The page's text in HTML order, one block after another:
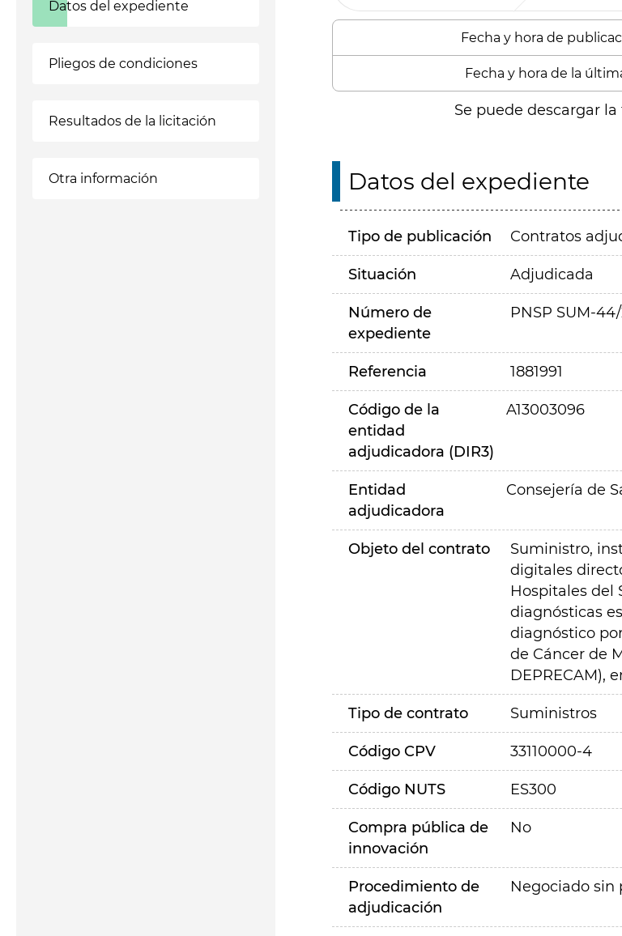
Datos del expediente
Pliegos de condiciones
Resultados de la licitación
Otra información
Fecha y hora de
Fecha y hora de la
Se puede descargar
Datos del expediente
Tipo de publicación Contratos
Situación Adjudicada
Número de
expediente
PNSP SUM-
Referencia 1881991
Código de la
entidad
adjudicadora (DIR3)
A13003096
Entidad
adjudicadora
Consejería de
Objeto del contrato
Suministro,
digitales
Hospitales del
diagnósticas
diagnóstico
de Cáncer de
DEPRECAM),
Tipo de contrato Suministros
Código CPV 33110000-4
Código NUTS ES300
Compra pública de
innovación
No
Procedimiento de
adjudicación
Negociado sin